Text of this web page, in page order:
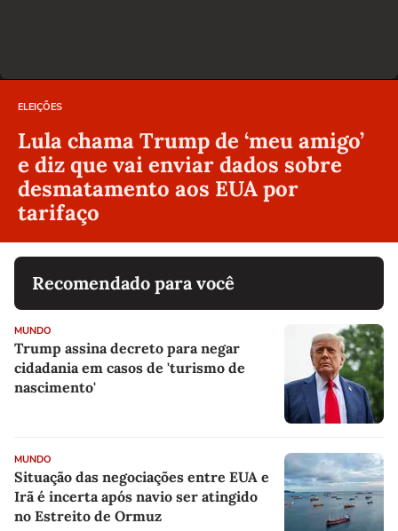
ELEIÇÕES
Lula chama Trump de ‘meu amigo’
e diz que vai enviar dados sobre
desmatamento aos EUA por
tarifaço
Recomendado para você
MUNDO
Trump assina decreto para negar
cidadania em casos de 'turismo de
nascimento'
MUNDO
Situação das negociações entre EUA e
Irã é incerta após navio ser atingido
no Estreito de Ormuz